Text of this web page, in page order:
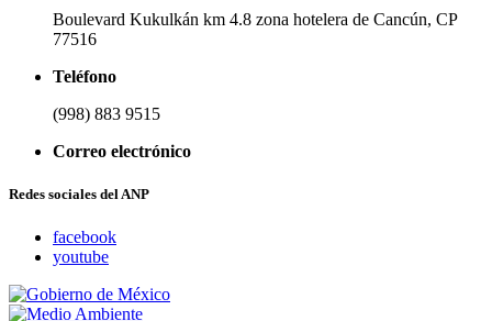
Boulevard Kukulkán km 4.8 zona hotelera de Cancún, CP
77516
Teléfono
(998) 883 9515
Correo electrónico
Redes sociales del ANP
facebook
youtube